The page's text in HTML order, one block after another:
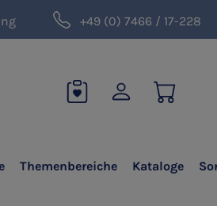
+49 (0) 7466 / 17-228
Themenbereiche Kataloge